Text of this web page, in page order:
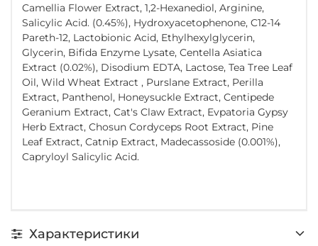
Camellia Flower Extract, 1,2-Hexanediol, Arginine,
Salicylic Acid. (0.45%), Hydroxyacetophenone, C12-14
Pareth-12, Lactobionic Acid, Ethylhexylglycerin,
Glycerin, Bifida Enzyme Lysate, Centella Asiatica
Extract (0.02%), Disodium EDTA, Lactose, Tea Tree Leaf
Oil, Wild Wheat Extract , Purslane Extract, Perilla
Extract, Panthenol, Honeysuckle Extract, Centipede
Geranium Extract, Cat's Claw Extract, Evpatoria Gypsy
Herb Extract, Chosun Cordyceps Root Extract, Pine
Leaf Extract, Catnip Extract, Madecassoside (0.001%),
Capryloyl Salicylic Acid.
Характеристики